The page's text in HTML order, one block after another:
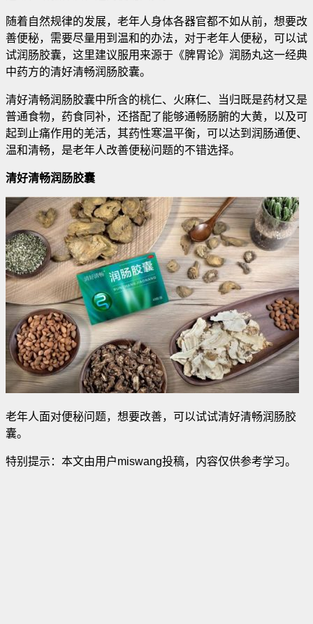
随着自然规律的发展，老年人身体各器官都不如从前，想要改
善便秘，需要尽量用到温和的办法，对于老年人便秘，可以试
试润肠胶囊，这里建议服用来源于《脾胃论》润肠丸这一经典
中药方的清好清畅润肠胶囊。
清好清畅润肠胶囊中所含的桃仁、火麻仁、当归既是药材又是
普通食物，药食同补，还搭配了能够通畅肠腑的大黄，以及可
起到止痛作用的羌活，其药性寒温平衡，可以达到润肠通便、
温和清畅，是老年人改善便秘问题的不错选择。
清好清畅润肠胶囊
老年人面对便秘问题，想要改善，可以试试清好清畅润肠胶
囊。
特别提示：本文由用户miswang投稿，内容仅供参考学习。